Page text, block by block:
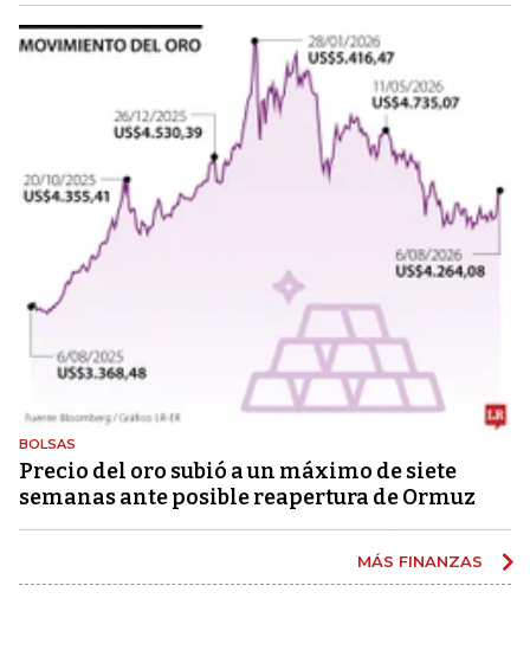
BOLSAS
Precio del oro subió a un máximo de siete
semanas ante posible reapertura de Ormuz
MÁS FINANZAS